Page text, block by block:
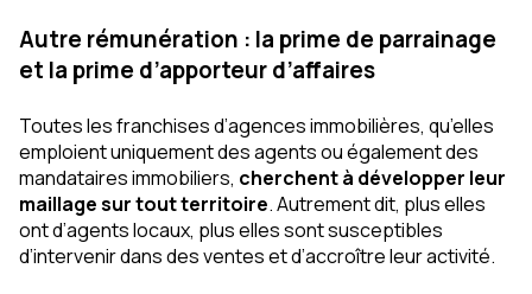
Autre rémunération : la prime de parrainage
et la prime d’apporteur d’affaires
Toutes les franchises d’agences immobilières, qu’elles
emploient uniquement des agents ou également des
mandataires immobiliers, cherchent à développer leur
maillage sur tout territoire. Autrement dit, plus elles
ont d’agents locaux, plus elles sont susceptibles
d’intervenir dans des ventes et d’accroître leur activité.